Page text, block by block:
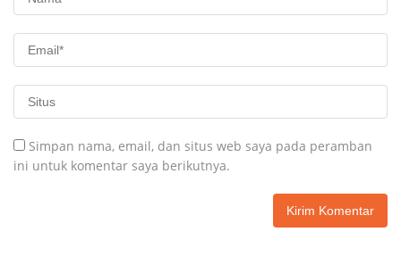
Simpan nama, email, dan situs web saya pada peramban
ini untuk komentar saya berikutnya.